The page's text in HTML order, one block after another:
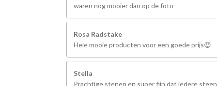
waren nog mooier dan op de foto
Rosa Radstake
Hele mooie producten voor een goede prijs😍
Stella
Prachtige stenen en super fijn dat iedere